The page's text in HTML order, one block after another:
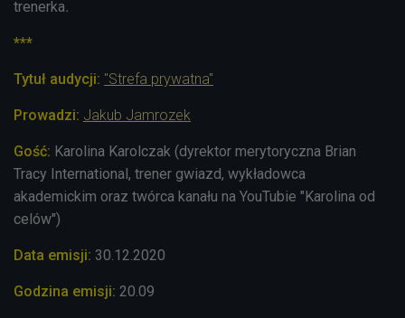
trenerka.
***
Tytuł audycji: "Strefa prywatna"
Prowadzi: Jakub Jamrozek
Gość: Karolina Karolczak (dyrektor merytoryczna Brian
Tracy International, trener gwiazd, wykładowca
akademickim oraz twórca kanału na YouTubie "Karolina od
celów")
Data emisji: 30.12.2020
Godzina emisji: 20.09